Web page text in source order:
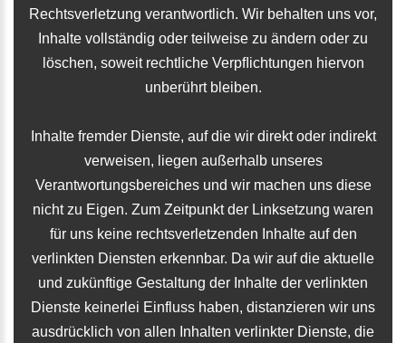
Rechtsverletzung verantwortlich. Wir behalten uns vor,
Inhalte vollständig oder teilweise zu ändern oder zu
löschen, soweit rechtliche Verpﬂichtungen hiervon
unberührt bleiben.
Inhalte fremder Dienste, auf die wir direkt oder indirekt
verweisen, liegen außerhalb unseres
Verantwortungsbereiches und wir machen uns diese
nicht zu Eigen. Zum Zeitpunkt der Linksetzung waren
für uns keine rechtsverletzenden Inhalte auf den
verlinkten Diensten erkennbar. Da wir auf die aktuelle
und zukünftige Gestaltung der Inhalte der verlinkten
Dienste keinerlei Einfluss haben, distanzieren wir uns
ausdrücklich von allen Inhalten verlinkter Dienste, die